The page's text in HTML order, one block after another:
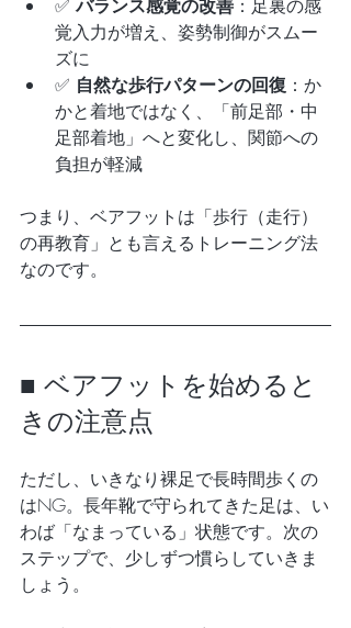
✅ バランス感覚の改善 ：足裏の感
覚入力が増え、姿勢制御がスムー
ズに
✅ 自然な歩行パターンの回復 ：か
かと着地ではなく、「前足部・中
足部着地」へと変化し、関節への
負担が軽減
つまり、ベアフットは「歩行（走行）
の再教育」とも言えるトレーニング法
なのです。
■ ベアフットを始めると
きの注意点
ただし、いきなり裸足で長時間歩くの
はNG。長年靴で守られてきた足は、い
わば「なまっている」状態です。次の
ステップで、少しずつ慣らしていきま
しょう。